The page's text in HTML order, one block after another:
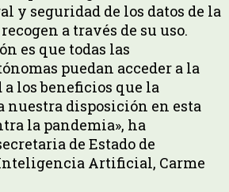
y seguridad de los datos de la
a través de su uso.
es que todas las
puedan acceder a la
los beneficios que la
nuestra disposición en esta
la pandemia», ha
de Estado de
Artificial, Carme